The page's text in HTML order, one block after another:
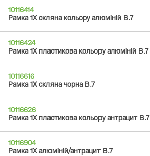
10116414
Рамка 1Х скляна кольору алюміній B.7
10116424
Рамка 1Х пластикова кольору алюміній B.7
10116616
Рамка 1Х скляна чорна B.7
10116626
Рамка 1Х пластикова кольору антрацит B.7
10116904
Рамка 1Х алюміній/антрацит B.7